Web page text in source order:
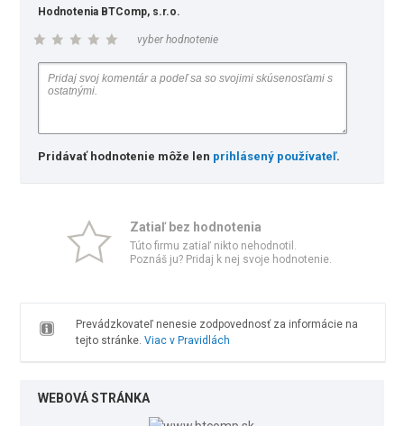
Hodnotenia BTComp, s.r.o.
vyber hodnotenie
Pridávať hodnotenie môže len prihlásený používateľ.
Zatiaľ bez hodnotenia
Túto firmu zatiaľ nikto nehodnotil.
Poznáš ju? Pridaj k nej svoje hodnotenie.
Prevádzkovateľ nenesie zodpovednosť za informácie na
tejto stránke. Viac v Pravidlách
WEBOVÁ STRÁNKA